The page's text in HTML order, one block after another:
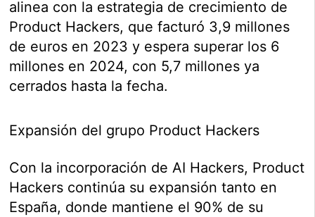
alinea con la estrategia de crecimiento de
Product Hackers, que facturó 3,9 millones
de euros en 2023 y espera superar los 6
millones en 2024, con 5,7 millones ya
cerrados hasta la fecha.
Expansión del grupo Product Hackers
Con la incorporación de AI Hackers, Product
Hackers continúa su expansión tanto en
España, donde mantiene el 90% de su